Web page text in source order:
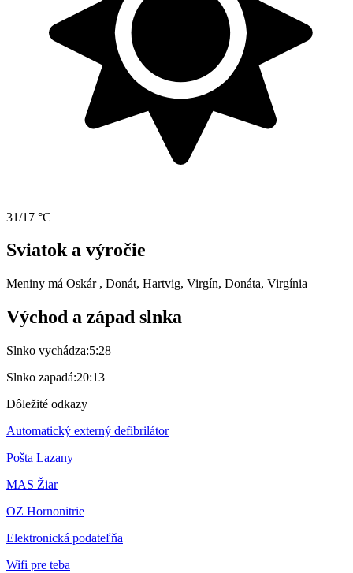
31/17 °C
Sviatok a výročie
Meniny má Oskár , Donát, Hartvig, Virgín, Donáta, Virgínia
Východ a západ slnka
Slnko vychádza:5:28
Slnko zapadá:20:13
Dôležité odkazy
Automatický externý defibrilátor
Pošta Lazany
MAS Žiar
OZ Hornonitrie
Elektronická podateľňa
Wifi pre teba